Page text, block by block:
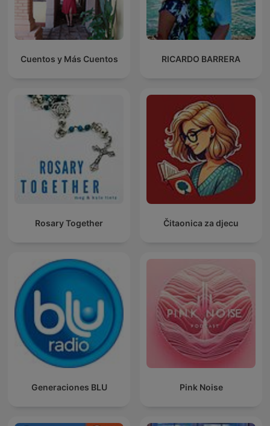
Cuentos y Más Cuentos RICARDO BARRERA
Rosary Together Čitaonica za djecu
Generaciones BLU Pink Noise